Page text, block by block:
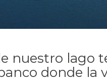
nuestro
donde la